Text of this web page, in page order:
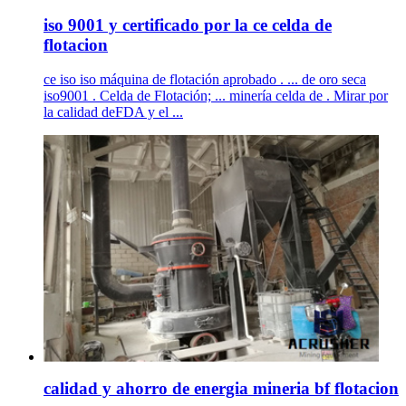
iso 9001 y certificado por la ce celda de
flotacion
ce iso iso máquina de flotación aprobado . ... de oro seca
iso9001 . Celda de Flotación; ... minería celda de . Mirar por
la calidad deFDA y el ...
calidad y ahorro de energia mineria bf flotacion